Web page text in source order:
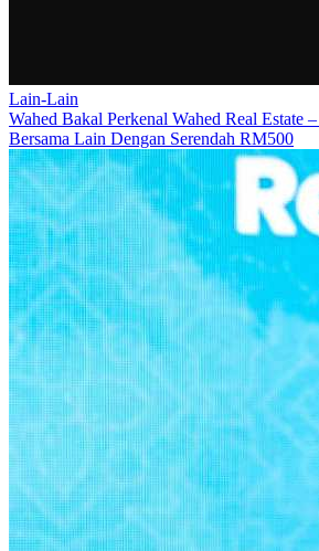
Lain-Lain
Wahed Bakal Perkenal Wahed Real Estate
Bersama Lain Dengan Serendah RM500